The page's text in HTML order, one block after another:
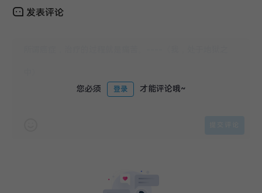
发表评论
您必须 登录 才能评论哦~